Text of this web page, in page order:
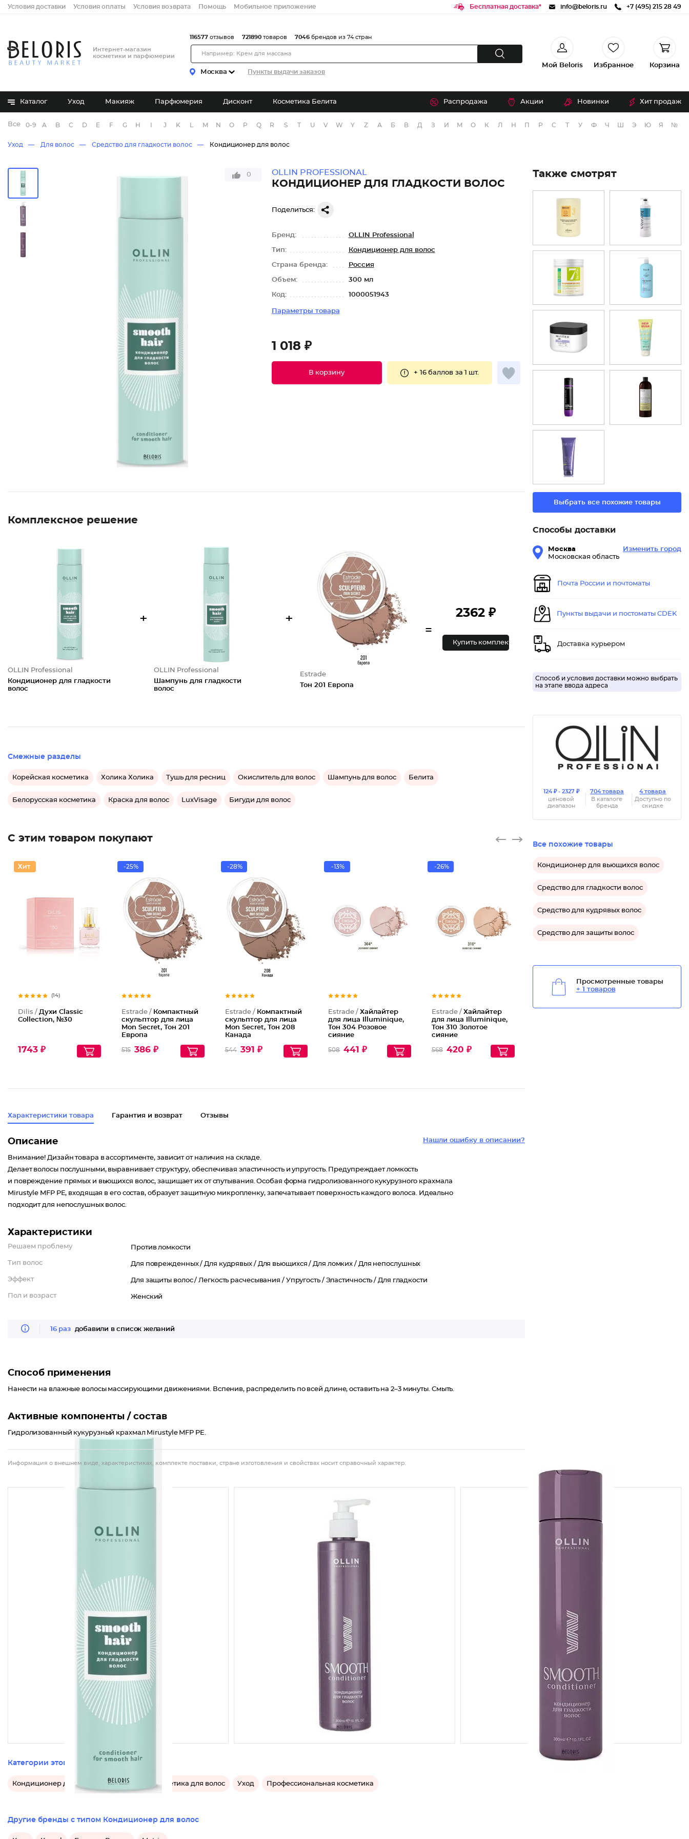
Условия доставки Условия оплаты Условия возврата Помощь Мобильное приложение Бесплатная доставка* info@beloris.ru +7 (495) 215 28 49
Интернет-магазин
косметики и парфюмерии
Москва Пункты выдачи заказов
116577 отзывов 721890 товаров 7046 брендов из 74 стран
Мой Beloris Избранное Корзина
Каталог Уход Макияж Парфюмерия Дисконт Косметика Белита Распродажа Акции Новинки Хит продаж
Все бренды
0-9 A B C D E F G H J K M N O P Q R S T U V W Y Z А Б В Д З И М О К Л Н П Р С Т У Ф Ч Э Ю Я №
Уход Для волос Средство для гладкости волос Кондиционер для волос
0 OLLIN PROFESSIONAL
КОНДИЦИОНЕР ДЛЯ ГЛАДКОСТИ ВОЛОС
Поделиться:
Бренд: OLLIN Professional
Тип: Кондиционер для волос
Страна бренда: Россия
Объем: 300 мл
Код: 1000051943
Параметры товара
1 018 ₽
В корзину + 16 баллов за 1 шт.
Комплексное решение
OLLIN Professional
Кондиционер для гладкости
волос
+
OLLIN Professional
Шампунь для гладкости
волос
+
Estrade
Тон 201 Европа
=
2362 ₽
Купить комплект
Смежные разделы
Корейская косметика Холика Холика Тушь для ресниц Окислитель для волос Шампунь для волос Белита
Белорусская косметика Краска для волос LuxVisage Бигуди для волос
С этим товаром покупают
Духи Cl
(14)
Dilis / Духи Classic
Collection, №30
1743 ₽
-25%
Компакт
Estrade / Компактный
скульптор для лица
Mon Secret, Тон 201
Европа
515 386 ₽
-28%
Компакт
Estrade / Компактный
скульптор для лица
Mon Secret, Тон 208
Канада
544 391 ₽
-13%
Хайлайт
Estrade /Хайлайтер
для лица Illuminique,
Тон 304 Розовое
сияние
508 441 ₽
-26%
Хайлайт
Estrade /Хайлайтер
для лица Illuminique,
Тон 310 Золотое
сияние
568 420 ₽
Характеристики товара Гарантия и возврат Отзывы
Нашли ошибку в описании?
Описание
Внимание! Дизайн товара в ассортименте, зависит от наличия на складе.
Делает волосы послушными, выравнивает структуру, обеспечивая эластичность и упругость. Предупреждает ломкость
и повреждение прямых и вьющихся волос, защищает их от спутывания. Особая форма гидролизованного кукурузного крахмала
Mirustyle MFP PE, входящая в его состав, образует защитную микропленку, запечатывает поверхность каждого волоса. Идеально
подходит для непослушных волос.
Характеристики
Решаем проблему Против ломкости
Тип волос Для поврежденных /Для кудрявых / Для вьющихся /Для ломких / Для непослушных
Эффект Для защиты волос /Легкость расчесывания / Упругость / Эластичность /Для гладкости
Пол и возраст Женский
16 раз добавили в список желаний
Способ применения
Нанести на влажные волосы массирующими движениями. Вспенив, распределить по всей длине, оставить на 2–3 минуты. Смыть.
Активные компоненты / состав
Гидролизованный кукурузный крахмал Mirustyle MFP PE.
Информация о внешнем виде, характеристиках, комплекте поставки, стране изготовления и свойствах носит справочный характер.
Также смотрят
Выбрать все похожие товары
Способы доставки
Москва
Московская область
Изменить город
Почта России и почтоматы
Пункты выдачи и постоматы CDEK
Доставка курьером
Способ и условия доставки можно выбрать
на этапе ввода адреса
124 ₽ - 2327 ₽
ценовой
диапазон
704 товара
В каталоге
бренда
4 товара
Доступно по
скидке
Все похожие товары
Кондиционер для вьющихся волос
Средство для гладкости волос
Средство для кудрявых волос
Средство для защиты волос
Просмотренные товары
+ 1 товаров
Категории этого товара
Кондиционер для волос Российская косметика для волос Уход Профессиональная косметика
Другие бренды с типом Кондиционер для волос